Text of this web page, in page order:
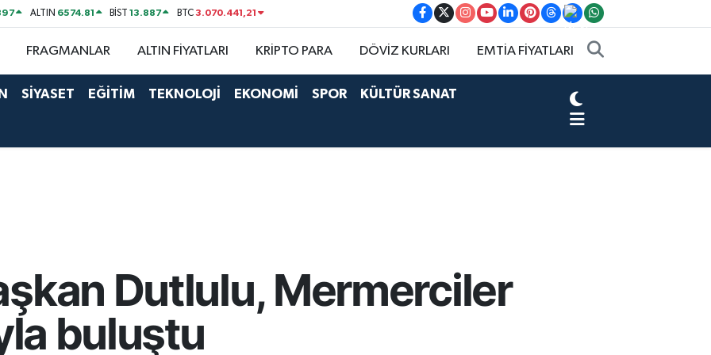
ALTIN 6574.81 BİST13.887 BTC3.070.441,21
FRAGMANLAR ALTIN FİYATLARI KRİPTO PARA DÖVİZ KURLARI EMTİA FİYATLARI
SİYASET EĞİTİM TEKNOLOJİ EKONOMİ SPOR KÜLTÜR SANAT
Dutlulu, Mermerciler
buluştu